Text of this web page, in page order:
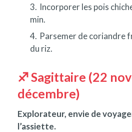
Incorporer les pois
min.
Parsemer de coriandre
du riz.
♐ Sagittaire (22
décembre)
Explorateur, envie de
l’assiette.